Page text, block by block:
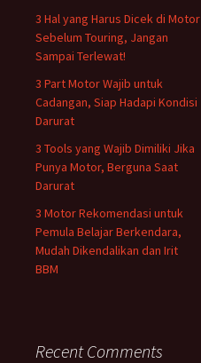
3 Hal yang Harus Dicek di Motor
Sebelum Touring, Jangan
Sampai Terlewat!
3 Part Motor Wajib untuk
Cadangan, Siap Hadapi Kondisi
Darurat
3 Tools yang Wajib Dimiliki Jika
Punya Motor, Berguna Saat
Darurat
3 Motor Rekomendasi untuk
Pemula Belajar Berkendara,
Mudah Dikendalikan dan Irit
BBM
Recent Comments